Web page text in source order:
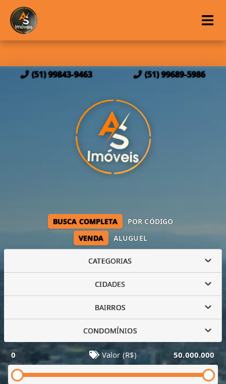
(51) 99843-9463 (51) 99689-5986
VENDA ALUGUEL
BUSCA COMPLETA POR CÓDIGO
CATEGORIAS
CIDADES
BAIRROS
CONDOMÍNIOS
0 Valor (R$) 50.000.000